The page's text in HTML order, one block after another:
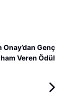
Onay’dan Genç
Veren Ödül